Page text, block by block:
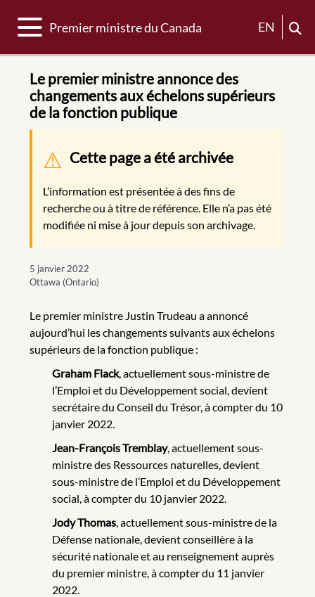
Basculer la navigation
Premier ministre du Canada EN
Le premier ministre annonce des
changements aux échelons supérieurs
de la fonction publique
Message d'avertissement
Cette page a été archivée
L’information est présentée à des fins de
recherche ou à titre de référence. Elle n’a pas été
modifiée ni mise à jour depuis son archivage.
5 janvier 2022
Ottawa (Ontario)
Le premier ministre Justin Trudeau a annoncé
aujourd’hui les changements suivants aux échelons
supérieurs de la fonction publique :
Graham Flack, actuellement sous-ministre de
l’Emploi et du Développement social, devient
secrétaire du Conseil du Trésor, à compter du 10
janvier 2022.
Jean-François Tremblay, actuellement sous-
ministre des Ressources naturelles, devient
sous-ministre de l’Emploi et du Développement
social, à compter du 10 janvier 2022.
Jody Thomas , actuellement sous-ministre de la
Défense nationale, devient conseillère à la
sécurité nationale et au renseignement auprès
du premier ministre, à compter du 11 janvier
2022.